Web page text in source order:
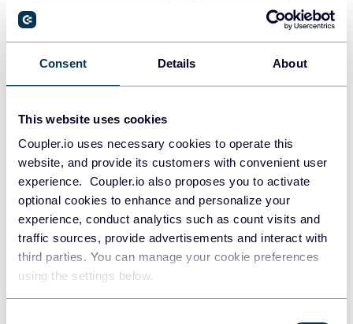
Consent Details About
This website uses cookies
Coupler.io uses necessary cookies to operate this
website, and provide its customers with convenient user
experience. Coupler.io also proposes you to activate
optional cookies to enhance and personalize your
experience, conduct analytics such as count visits and
traffic sources, provide advertisements and interact with
third parties. You can manage your cookie preferences
using the settings below.
données seront immédiatement actualisées. C’est tout !
Comment importer du JSON
dans Looker Studio via Google
Sheets en utilisant Coupler.io
Voyons maintenant la méthode indirecte que vous pouvez
utiliser pour connecter JSON à Looker Studio. Nous allons
d’abord envoyer les données à Google Sheets, puis les
connecter à Looker Studio via le connecteur natif.
Configurez donc le connecteur JSON de la même manière